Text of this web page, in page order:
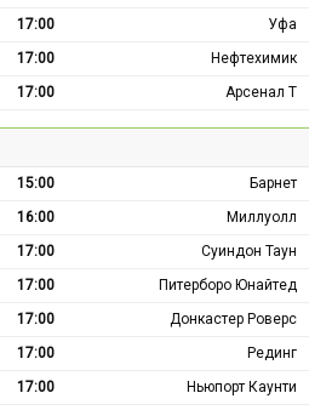
17:00
Уфа
17:00
Нефтехимик
17:00 Арсенал Т
15:00
Барнет
16:00
Миллуолл
17:00
Суиндон Таун
17:00
Питерборо Юнайтед
17:00
Донкастер Роверс
17:00
Рединг
17:00
Ньюпорт Каунти